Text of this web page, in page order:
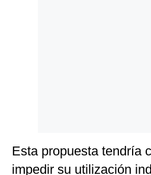
Esta propuesta tendría
impedir su utilización